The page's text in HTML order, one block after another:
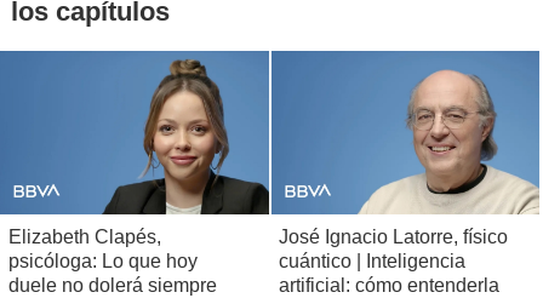
los capítulos
Elizabeth Clapés,
psicóloga: Lo que hoy
duele no dolerá siempre
José Ignacio Latorre, físico
cuántico | Inteligencia
artificial: cómo entenderla